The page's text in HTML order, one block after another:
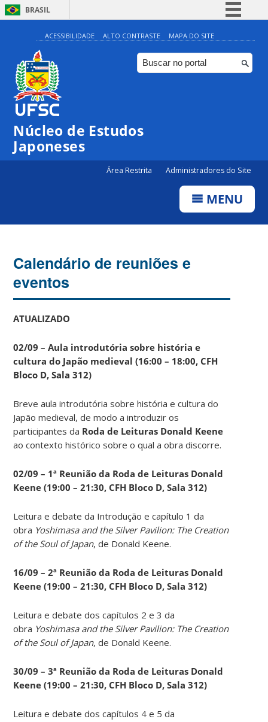
BRASIL
Simplifique!
Comunica BR
Participe
ACESSIBILIDADE ALTO CONTRASTE MAPA DO SITE
Núcleo de Estudos
Japoneses
Área Restrita Administradores do Site
MENU
Calendário de reuniões e
eventos
ATUALIZADO
02/09 – Aula introdutória sobre história e
cultura do Japão medieval (16:00 – 18:00, CFH
Bloco D, Sala 312)
Breve aula introdutória sobre história e cultura do
Japão medieval, de modo a introduzir os
participantes da Roda de Leituras Donald Keene
ao contexto histórico sobre o qual a obra discorre.
02/09 – 1ª Reunião da Roda de Leituras Donald
Keene (19:00 – 21:30, CFH Bloco D, Sala 312)
Leitura e debate da Introdução e capítulo 1 da
obra Yoshimasa and the Silver Pavilion: The Creation
of the Soul of Japan, de Donald Keene.
16/09 – 2ª Reunião da Roda de Leituras Donald
Keene (19:00 – 21:30, CFH Bloco D, Sala 312)
Leitura e debate dos capítulos 2 e 3 da
obra Yoshimasa and the Silver Pavilion: The Creation
of the Soul of Japan, de Donald Keene.
30/09 – 3ª Reunião da Roda de Leituras Donald
Keene (19:00 – 21:30, CFH Bloco D, Sala 312)
Leitura e debate dos capítulos 4 e 5 da